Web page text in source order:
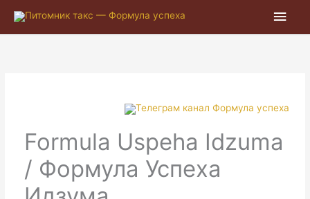
Formula Uspeha Idzuma
/ Формула Успеха